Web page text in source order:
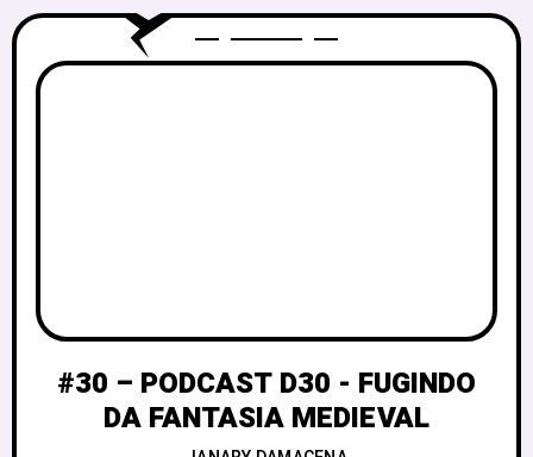
#30 – PODCAST D30 - FUGINDO
DA FANTASIA MEDIEVAL